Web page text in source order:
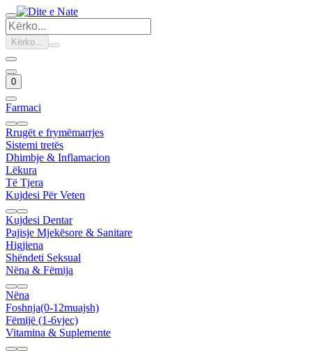
Kërko...
0
Farmaci
Rrugët e frymëmarrjes
Sistemi tretës
Dhimbje & Inflamacion
Lëkura
Të Tjera
Kujdesi Për Veten
Kujdesi Dentar
Pajisje Mjekësore & Sanitare
Higjiena
Shëndeti Seksual
Nëna & Fëmija
Nëna
Foshnja(0-12muajsh)
Fëmijë (1-6vjec)
Vitamina & Suplemente